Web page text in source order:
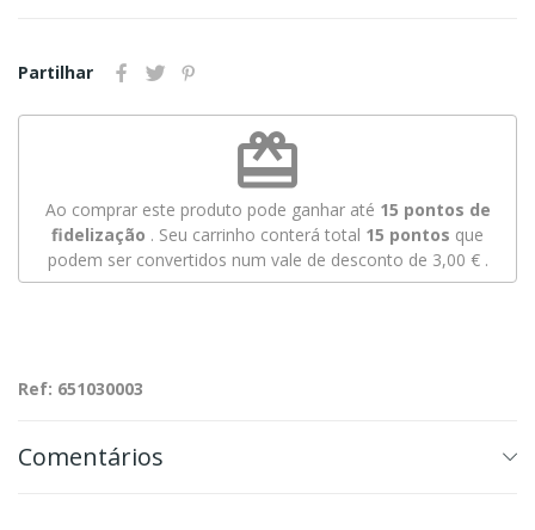
Partilhar
redeem
Ao comprar este produto pode ganhar até 15 pontos de
fidelização . Seu carrinho conterá total 15 pontos que
podem ser convertidos num vale de desconto de 3,00 €.
Ref: 651030003
Comentários